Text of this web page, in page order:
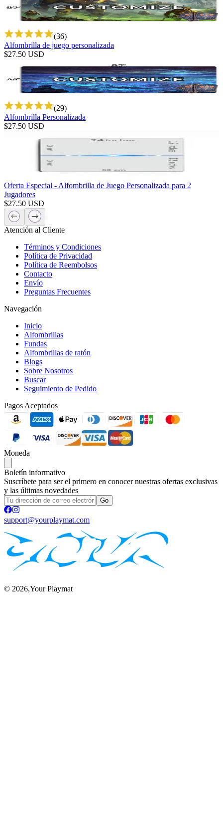
(36)
Alfombrilla de juego personalizada
$27.50 USD
(29)
Alfombrilla Personalizada
$27.50 USD
Oferta Especial - Alfombrilla de Juego Personalizada para 2
Jugadores
$27.50 USD
Atención al Cliente
Términos y Condiciones
Política de Privacidad
Política de Reembolsos
Contacto
Envío
Preguntas Frecuentes
Navegación
Inicio
Alfombrillas
Fundas
Alfombrillas de ratón
Blogs
Sobre Nosotros
Buscar
Seguimiento de Pedido
Pagos Aceptados
Moneda
Boletín informativo
Suscríbete para ser el primero en conocer nuestras ofertas exclusivas
y las últimas novedades
Go
support@yourplaymat.com
© 2026,Your Playmat